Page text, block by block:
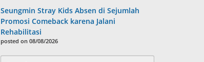
Seungmin Stray Kids Absen di Sejumlah
Promosi Comeback karena Jalani
Rehabilitasi
posted on 08/08/2026